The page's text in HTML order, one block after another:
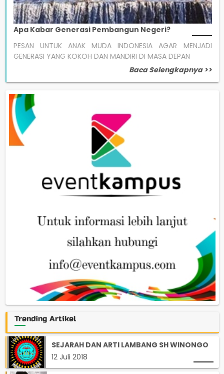
Apa Kabar Generasi Pembangun Negeri?
PESAN UNTUK ANAK MUDA INDONESIA AGAR MENJADI
GENERASI YANG KOKOH DAN MANDIRI DI MASA DEPAN
Baca Selengkapnya >>
Trending Artikel
SEJARAH DAN ARTI LAMBANG SH WINONGO
12 Juli 2018